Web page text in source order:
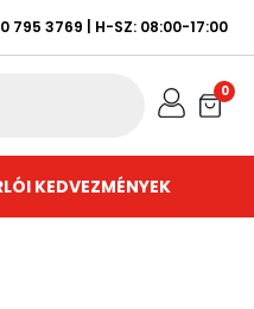
795 3769 | H-SZ: 08:00-17:00
0
KEDVEZMÉNYEK